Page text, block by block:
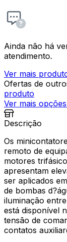
Ainda não há
atendimento.
Ver mais
Ofertas de
produto
Ver mais
Descrição
Os
remoto de
motores
apresentam
ser aplicados
de bombas
iluminação
está disponível
tensão de
contatos